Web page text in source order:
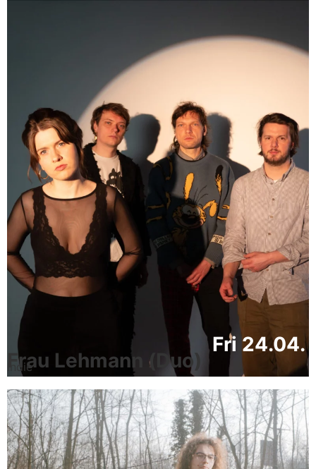
Fri 24.04.
Frau Lehmann (Duo)
Indie